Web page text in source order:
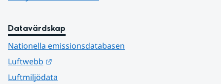
Datavärdskap
Nationella emissionsdatabasen
Luftwebb
Luftmiljödata